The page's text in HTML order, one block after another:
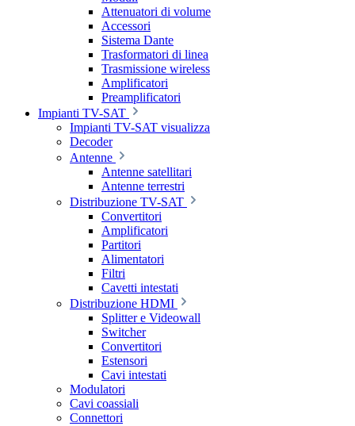
Attenuatori di volume
Accessori
Sistema Dante
Trasformatori di linea
Trasmissione wireless
Amplificatori
Preamplificatori
Impianti TV-SAT
Impianti TV-SAT visualizza
Decoder
Antenne
Antenne satellitari
Antenne terrestri
Distribuzione TV-SAT
Convertitori
Amplificatori
Partitori
Alimentatori
Filtri
Cavetti intestati
Distribuzione HDMI
Splitter e Videowall
Switcher
Convertitori
Estensori
Cavi intestati
Modulatori
Cavi coassiali
Connettori